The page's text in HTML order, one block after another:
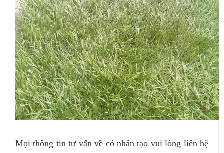
Mọi thông tin tư vấn về cỏ nhân tạo vui lòng liên hệ